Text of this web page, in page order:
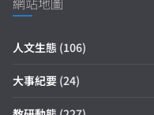
人文生態 (106)
大事紀要 (24)